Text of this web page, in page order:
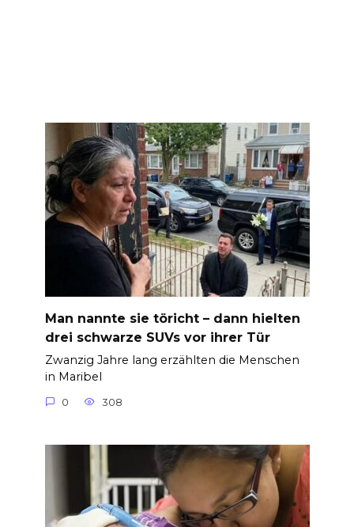
Man nannte sie töricht – dann hielten
drei schwarze SUVs vor ihrer Tür
Zwanzig Jahre lang erzählten die Menschen
in Maribel
0 308